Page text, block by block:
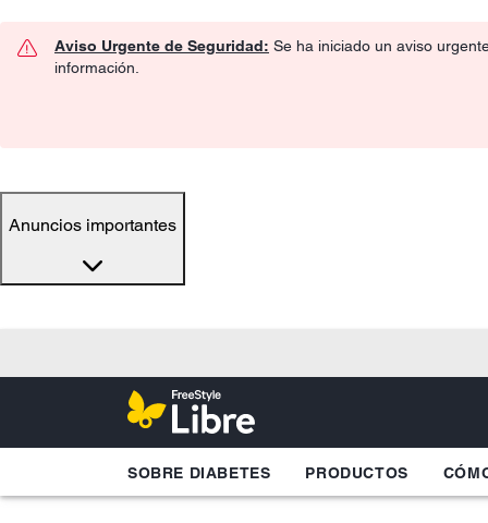
Aviso Urgente de Seguridad: Se ha iniciado un aviso
información.
Anuncios importantes
SOBRE DIABETES PRODUCTOS